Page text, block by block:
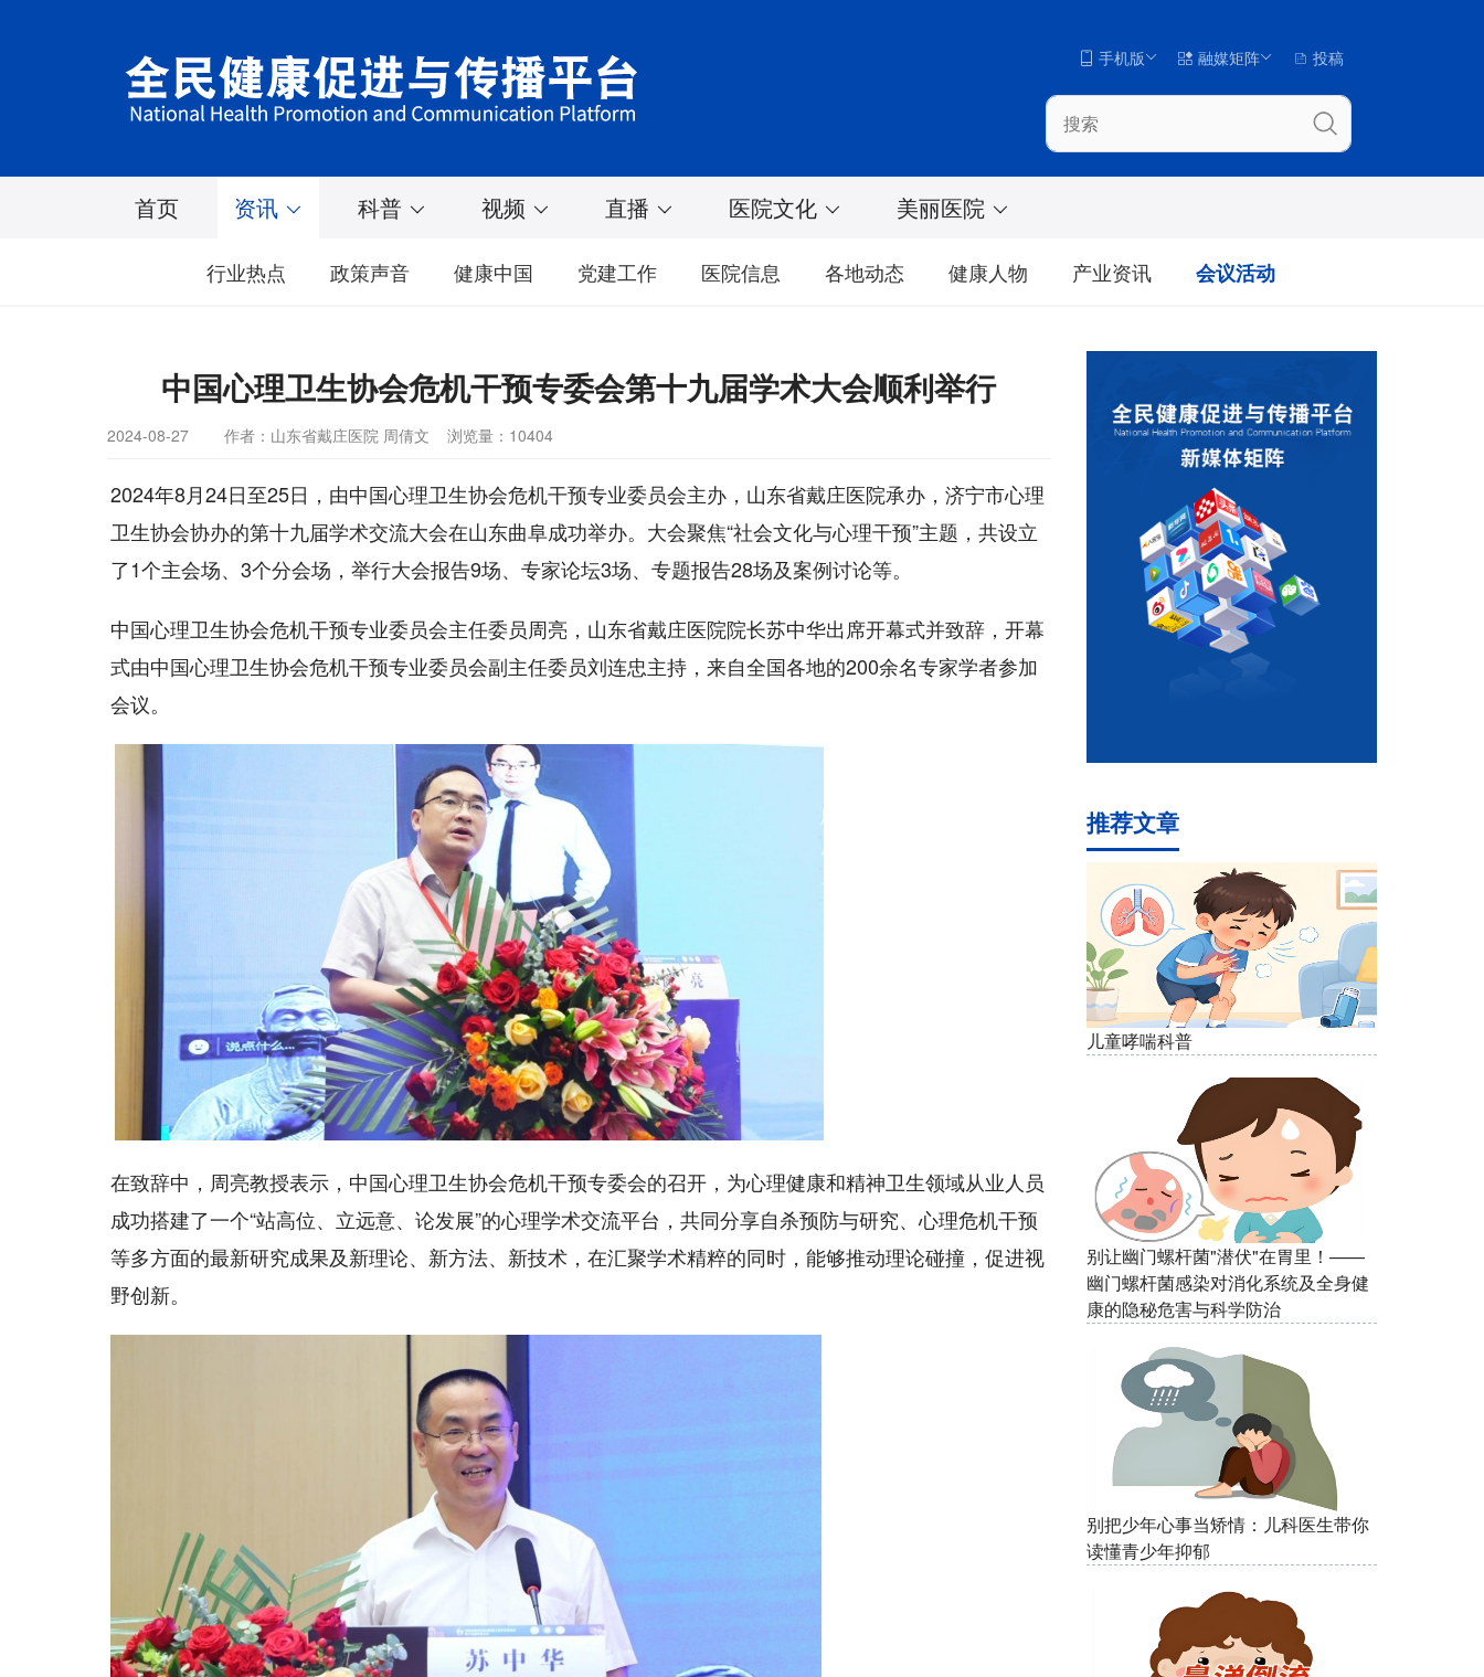
手机版 融媒矩阵 投稿
首页 资讯 科普 视频 直播 医院文化 美丽医院
行业热点 政策声音 健康中国 党建工作 医院信息 各地动态 健康人物 产业资讯 会议活动
中国心理卫生协会危机干预专委会第十九届学术大会顺利举行
2024-08-27 作者：山东省戴庄医院 周倩文 浏览量：10404
2024年8月24日至25日，由中国心理卫生协会危机干预专业委员会主办，山东省戴庄医院承办，济宁市心理
卫生协会协办的第十九届学术交流大会在山东曲阜成功举办。大会聚焦“社会文化与心理干预”主题，共设立
了1个主会场、3个分会场，举行大会报告9场、专家论坛3场、专题报告28场及案例讨论等。
中国心理卫生协会危机干预专业委员会主任委员周亮，山东省戴庄医院院长苏中华出席开幕式并致辞，开幕
式由中国心理卫生协会危机干预专业委员会副主任委员刘连忠主持，来自全国各地的200余名专家学者参加
会议。
在致辞中，周亮教授表示，中国心理卫生协会危机干预专委会的召开，为心理健康和精神卫生领域从业人员
成功搭建了一个“站高位、立远意、论发展”的心理学术交流平台，共同分享自杀预防与研究、心理危机干预
等多方面的最新研究成果及新理论、新方法、新技术，在汇聚学术精粹的同时，能够推动理论碰撞，促进视
野创新。
推荐文章
儿童哮喘科普
别让幽门螺杆菌"潜伏"在胃里！——
幽门螺杆菌感染对消化系统及全身健
康的隐秘危害与科学防治
别把少年心事当矫情：儿科医生带你
读懂青少年抑郁